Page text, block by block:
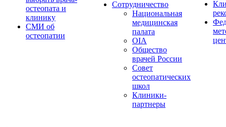
остеопата и
клинику
СМИ об
остеопатии
Сотрудничество
Национальная
медицинская
палата
OIA
Общество
врачей России
Совет
остеопатических
школ
Клиники-
партнеры